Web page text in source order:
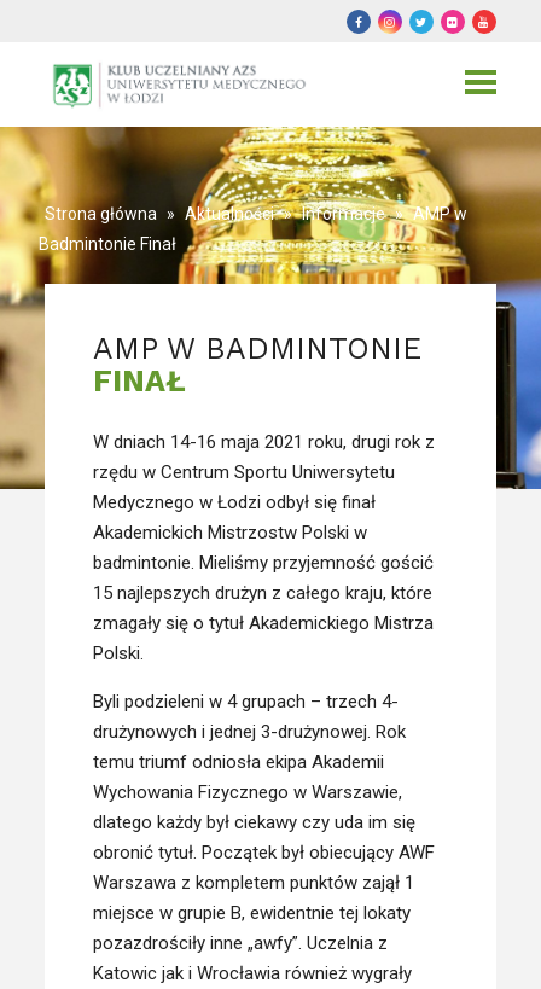
Toggle
Strona główna » Aktualności » Informacje » AMP w
Badmintonie Finał
AMP W BADMINTONIE
FINAŁ
W dniach 14-16 maja 2021 roku, drugi rok z
rzędu w Centrum Sportu Uniwersytetu
Medycznego w Łodzi odbył się finał
Akademickich Mistrzostw Polski w
badmintonie. Mieliśmy przyjemność gościć
15 najlepszych drużyn z całego kraju, które
zmagały się o tytuł Akademickiego Mistrza
Polski.
Byli podzieleni w 4 grupach – trzech 4-
drużynowych i jednej 3-drużynowej. Rok
temu triumf odniosła ekipa Akademii
Wychowania Fizycznego w Warszawie,
dlatego każdy był ciekawy czy uda im się
obronić tytuł. Początek był obiecujący AWF
Warszawa z kompletem punktów zajął 1
miejsce w grupie B, ewidentnie tej lokaty
pozazdrościły inne „awfy”. Uczelnia z
Katowic jak i Wrocławia również wygrały